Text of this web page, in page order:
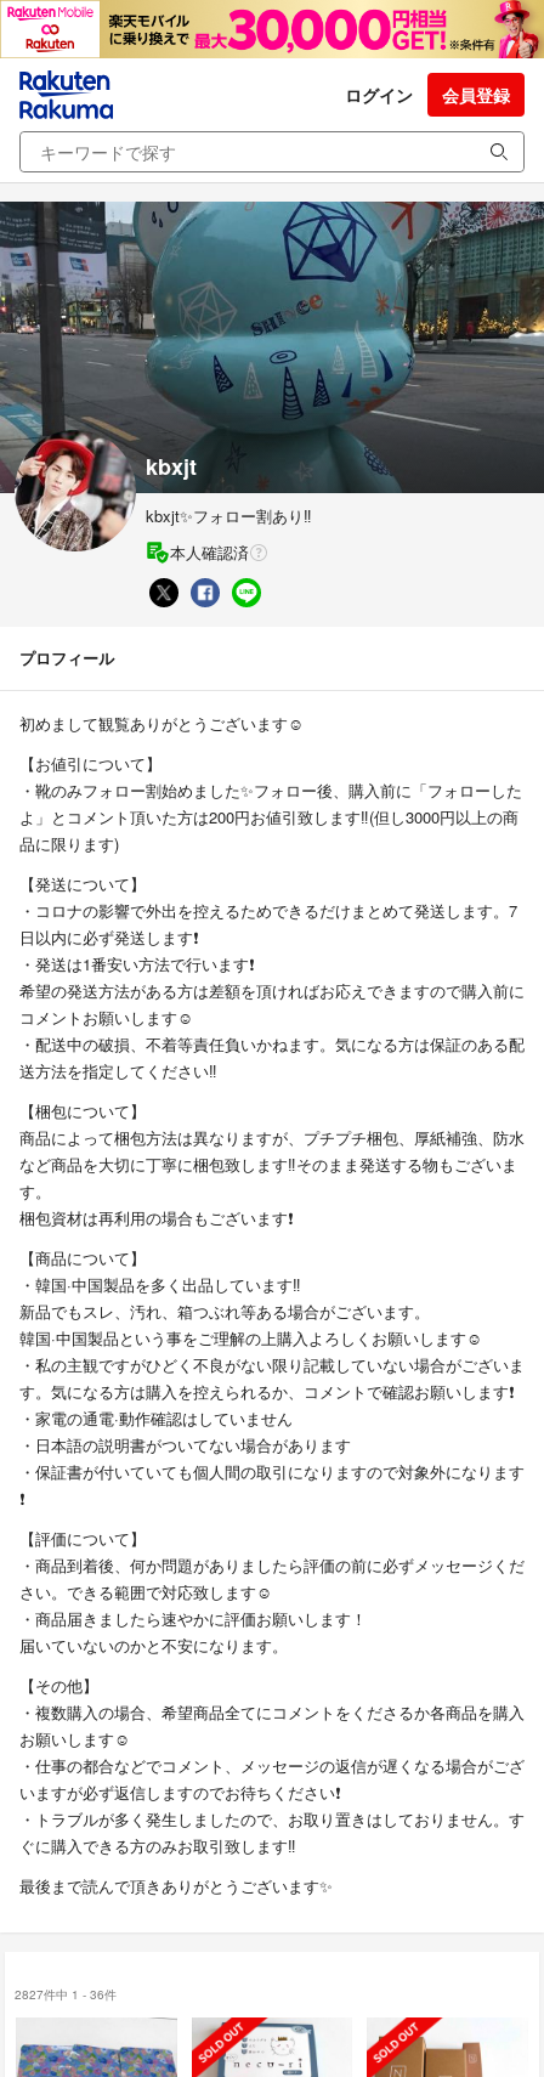
ログイン 会員登録
kbxjt
kbxjt✨フォロー割あり‼️
本人確認済
プロフィール
初めまして観覧ありがとうございます☺️
【お値引について】
・靴のみフォロー割始めました✨フォロー後、購入前に「フォローした
よ」とコメント頂いた方は200円お値引致します‼️(但し3000円以上の商
品に限ります)
【発送について】
・コロナの影響で外出を控えるためできるだけまとめて発送します。7
日以内に必ず発送します❗️
・発送は1番安い方法で行います❗️
希望の発送方法がある方は差額を頂ければお応えできますので購入前に
コメントお願いします☺️
・配送中の破損、不着等責任負いかねます。気になる方は保証のある配
送方法を指定してください‼️
【梱包について】
商品によって梱包方法は異なりますが、プチプチ梱包、厚紙補強、防水
など商品を大切に丁寧に梱包致します‼️そのまま発送する物もございま
す。
梱包資材は再利用の場合もございます❗️
【商品について】
・韓国·中国製品を多く出品しています‼️
新品でもスレ、汚れ、箱つぶれ等ある場合がございます。
韓国·中国製品という事をご理解の上購入よろしくお願いします☺️
・私の主観ですがひどく不良がない限り記載していない場合がございま
す。気になる方は購入を控えられるか、コメントで確認お願いします❗️
・家電の通電·動作確認はしていません
・日本語の説明書がついてない場合があります
・保証書が付いていても個人間の取引になりますので対象外になります
❗️
【評価について】
・商品到着後、何か問題がありましたら評価の前に必ずメッセージくだ
さい。できる範囲で対応致します☺️
・商品届きましたら速やかに評価お願いします！
届いていないのかと不安になります。
【その他】
・複数購入の場合、希望商品全てにコメントをくださるか各商品を購入
お願いします☺️
・仕事の都合などでコメント、メッセージの返信が遅くなる場合がござ
いますが必ず返信しますのでお待ちください❗️
・トラブルが多く発生しましたので、お取り置きはしておりません。す
ぐに購入できる方のみお取引致します‼️
最後まで読んで頂きありがとうございます✨
2827件中 1 - 36件